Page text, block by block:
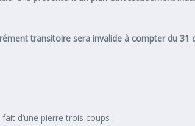
transitoire sera invalide à compter du 31
d’une pierre trois coups :